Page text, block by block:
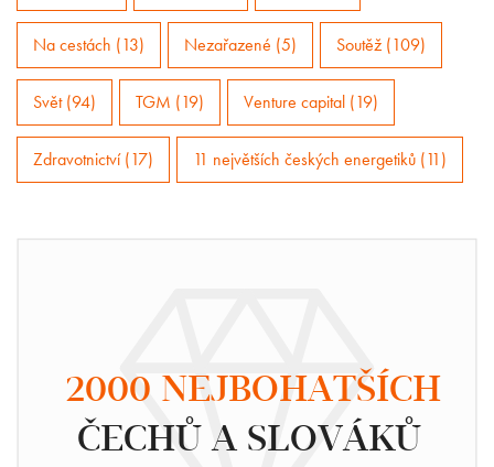
Na cestách (13) Nezařazené (5) Soutěž (109)
Svět (94) TGM (19) Venture capital (19)
Zdravotnictví (17) 11 největších českých energetiků (11)
2000 NEJBOHATŠÍCH
ČECHŮ A SLOVÁKŮ